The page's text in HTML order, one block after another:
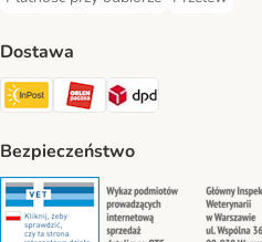
Płatność przy odbiorze Payment
Przelew
Dostawa
InPost Shipping Method
ORLEN Paczka.
DPD Shipping
Bezpieczeństwo
Security Security